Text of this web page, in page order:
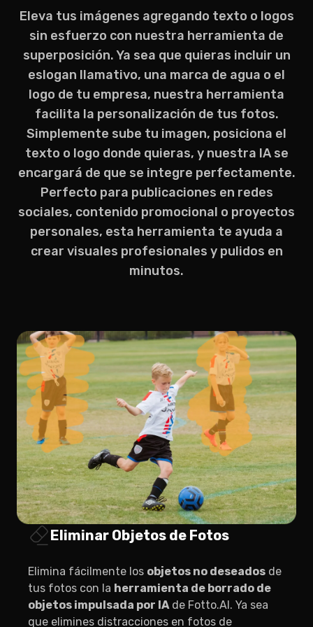
Eleva tus imágenes agregando texto o logos
sin esfuerzo con nuestra herramienta de
superposición. Ya sea que quieras incluir un
eslogan llamativo, una marca de agua o el
logo de tu empresa, nuestra herramienta
facilita la personalización de tus fotos.
Simplemente sube tu imagen, posiciona el
texto o logo donde quieras, y nuestra IA se
encargará de que se integre perfectamente.
Perfecto para publicaciones en redes
sociales, contenido promocional o proyectos
personales, esta herramienta te ayuda a
crear visuales profesionales y pulidos en
minutos.
Eliminar Objetos de Fotos
Elimina fácilmente los objetos no deseados de
tus fotos con la herramienta de borrado de
objetos impulsada por IA de Fotto.AI. Ya sea
que elimines distracciones en fotos de